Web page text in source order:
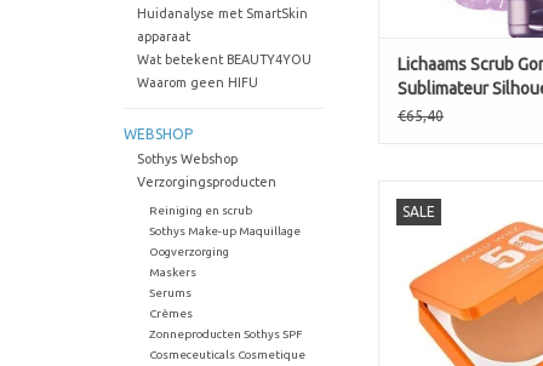
Huidanalyse met SmartSkin
apparaat
Wat betekent BEAUTY4YOU
Waarom geen HIFU
WEBSHOP
Sothys Webshop
Verzorgingsproducten
Reiniging en scrub
Sothys Make-up Maquillage
Oogverzorging
Maskers
Serums
Crèmes
Zonneproducten Sothys SPF
Cosmeceuticals Cosmetique
TOEVOEGEN AAN
Lichaams Scrub
Sublimateur
corps
€65,40
SALE
Sun powder SPF50
kleur 30
TOEVOEGEN AAN